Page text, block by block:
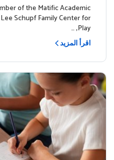
of the Matific Academic
Schupf Family Center for
Play, …
اقرأ المزيد